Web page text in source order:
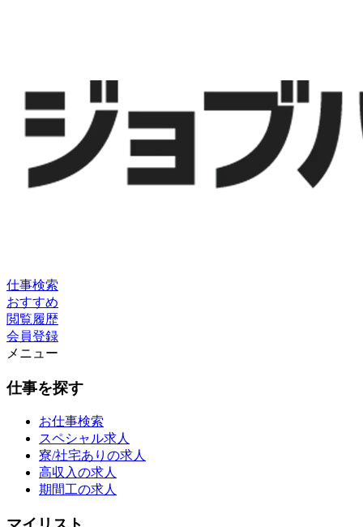
仕事検索
おすすめ
閲覧履歴
会員登録
メニュー
仕事を探す
お仕事検索
スペシャル求人
寮/社宅ありの求人
高収入の求人
期間工の求人